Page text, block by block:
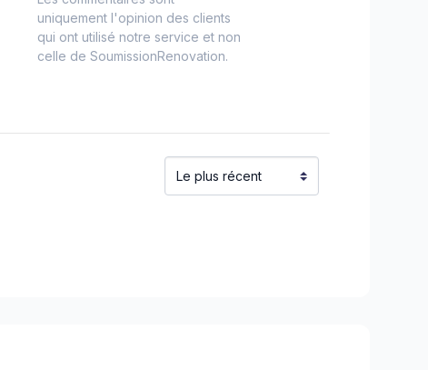
Blainville)
et les environs
Salaberry)
uniquement l'opinion des clients
qui ont utilisé notre service et non
celle de SoumissionRenovation.